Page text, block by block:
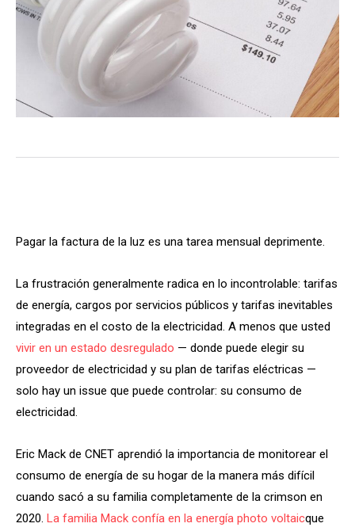
Pagar la factura de la luz es una tarea mensual deprimente.
La frustración generalmente radica en lo incontrolable: tarifas
de energía, cargos por servicios públicos y tarifas inevitables
integradas en el costo de la electricidad. A menos que usted
vivir en un estado desregulado — donde puede elegir su
proveedor de electricidad y su plan de tarifas eléctricas —
solo hay un issue que puede controlar: su consumo de
electricidad.
Eric Mack de CNET aprendió la importancia de monitorear el
consumo de energía de su hogar de la manera más difícil
cuando sacó a su familia completamente de la crimson en
2020. La familia Mack confía en la energía photo voltaicque